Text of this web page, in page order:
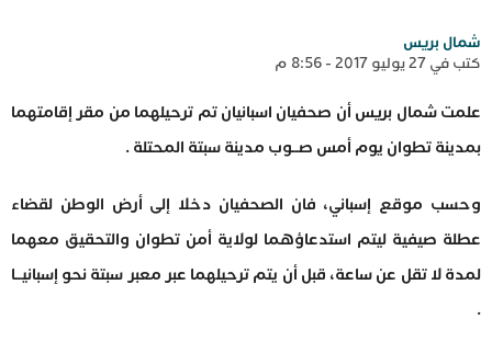
شمال بريس
كتب في 27 يوليو 2017 - 8:56 م
علمت شمال بريس أن صحفيان اسبانيان تم ترحيلهما من مقر إقامتهما
بمدينة تطوان يوم أمس صــوب مدينة سبتة المحتلة .
وحسب موقع إسباني، فان الصحفيان دخلا إلى أرض الوطن لقضاء
عطلة صيفية ليتم استدعاؤهما لولاية أمن تطوان والتحقيق معهما
لمدة لا تقل عن ساعة، قبل أن يتم ترحيلهما عبر معبر سبتة نحو إسبانيــا
.